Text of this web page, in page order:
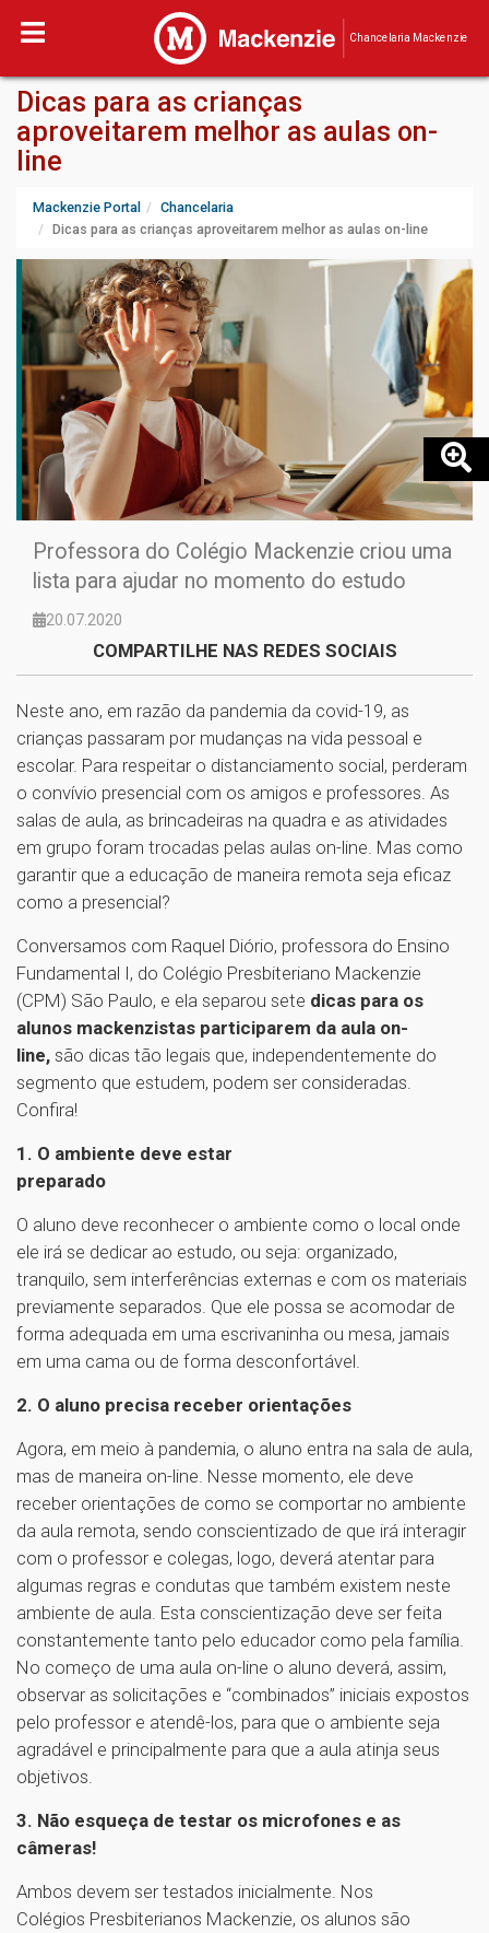
Chancelaria Mackenzie
Dicas para as crianças
aproveitarem melhor as aulas on-
line
Mackenzie Portal
Chancelaria
Dicas para as crianças aproveitarem melhor as aulas on-line
Professora do Colégio Mackenzie criou uma
lista para ajudar no momento do estudo
20.07.2020
COMPARTILHE NAS REDES SOCIAIS
Neste ano, em razão da pandemia da covid-19, as
crianças passaram por mudanças na vida pessoal e
escolar. Para respeitar o distanciamento social, perderam
o convívio presencial com os amigos e professores. As
salas de aula, as brincadeiras na quadra e as atividades
em grupo foram trocadas pelas aulas on-line. Mas como
garantir que a educação de maneira remota seja eficaz
como a presencial?
Conversamos com Raquel Diório, professora do Ensino
Fundamental I, do Colégio Presbiteriano Mackenzie
(CPM) São Paulo, e ela separou sete dicas para os
alunos mackenzistas participarem da aula on-
line, são dicas tão legais que, independentemente do
segmento que estudem, podem ser consideradas.
Confira!
1. O ambiente deve estar
preparado
O aluno deve reconhecer o ambiente como o local onde
ele irá se dedicar ao estudo, ou seja: organizado,
tranquilo, sem interferências externas e com os materiais
previamente separados. Que ele possa se acomodar de
forma adequada em uma escrivaninha ou mesa, jamais
em uma cama ou de forma desconfortável.
2. O aluno precisa receber orientações
Agora, em meio à pandemia, o aluno entra na sala de aula,
mas de maneira on-line. Nesse momento, ele deve
receber orientações de como se comportar no ambiente
da aula remota, sendo conscientizado de que irá interagir
com o professor e colegas, logo, deverá atentar para
algumas regras e condutas que também existem neste
ambiente de aula. Esta conscientização deve ser feita
constantemente tanto pelo educador como pela família.
No começo de uma aula on-line o aluno deverá, assim,
observar as solicitações e “combinados” iniciais expostos
pelo professor e atendê-los, para que o ambiente seja
agradável e principalmente para que a aula atinja seus
objetivos.
3. Não esqueça de testar os microfones e as
câmeras!
Ambos devem ser testados inicialmente. Nos
Colégios Presbiterianos Mackenzie, os alunos são